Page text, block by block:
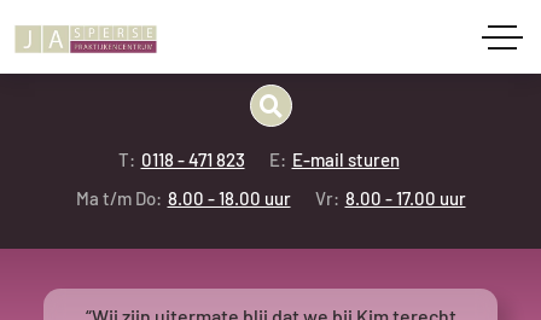
T: 0118 - 471 823 E: E-mail sturen
Ma t/m Do: 8.00 - 18.00 uur Vr: 8.00 - 17.00 uur